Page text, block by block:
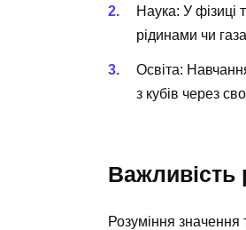
Наука: У фізиці
рідинами чи
Освіта:
з кубів через
Розуміння